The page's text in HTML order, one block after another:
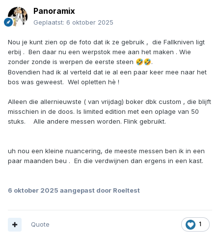
Panoramix
Geplaatst: 6 oktober 2025
Nou je kunt zien op de foto dat ik ze gebruik , die Fallkniven ligt
erbij . Ben daar nu een werpstok mee aan het maken . Wie
zonder zonde is werpen de eerste steen 🤣🤣.
Bovendien had ik al verteld dat ie al een paar keer mee naar het
bos was geweest. Wel opletten hè !
Alleen die allernieuwste ( van vrijdag) boker dbk custom , die blijft
misschien in de doos. Is limited edition met een oplage van 50
stuks. Alle andere messen worden. Flink gebruikt.
uh nou een kleine nuancering, de meeste messen ben ik in een
paar maanden beu . En die verdwijnen dan ergens in een kast.
6 oktober 2025 aangepast door Roeltest
1
Quote